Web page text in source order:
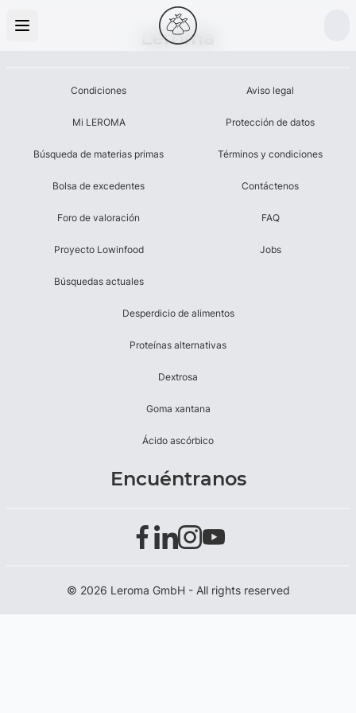
Leroma
Condiciones
Mi LEROMA
Búsqueda de materias primas
Bolsa de excedentes
Foro de valoración
Proyecto Lowinfood
Búsquedas actuales
Aviso legal
Protección de datos
Términos y condiciones
Contáctenos
FAQ
Jobs
Desperdicio de alimentos
Proteínas alternativas
Dextrosa
Goma xantana
Ácido ascórbico
Encuéntranos
© 2026 Leroma GmbH - All rights reserved